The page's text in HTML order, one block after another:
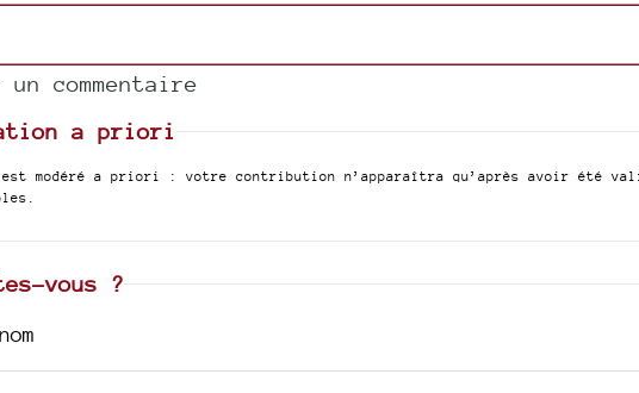
commentaire
a priori
est modéré a priori : votre contribution n’apparaîtra qu’après avoir été
vous ?